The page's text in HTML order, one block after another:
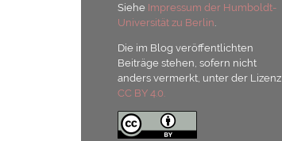
Siehe Impressum der Humboldt-
Universität zu Berlin
Die im Blog veröffentlichten
Beiträge stehen, sofern nicht
anders vermerkt, unter der Lizenz
CC BY 4.0.